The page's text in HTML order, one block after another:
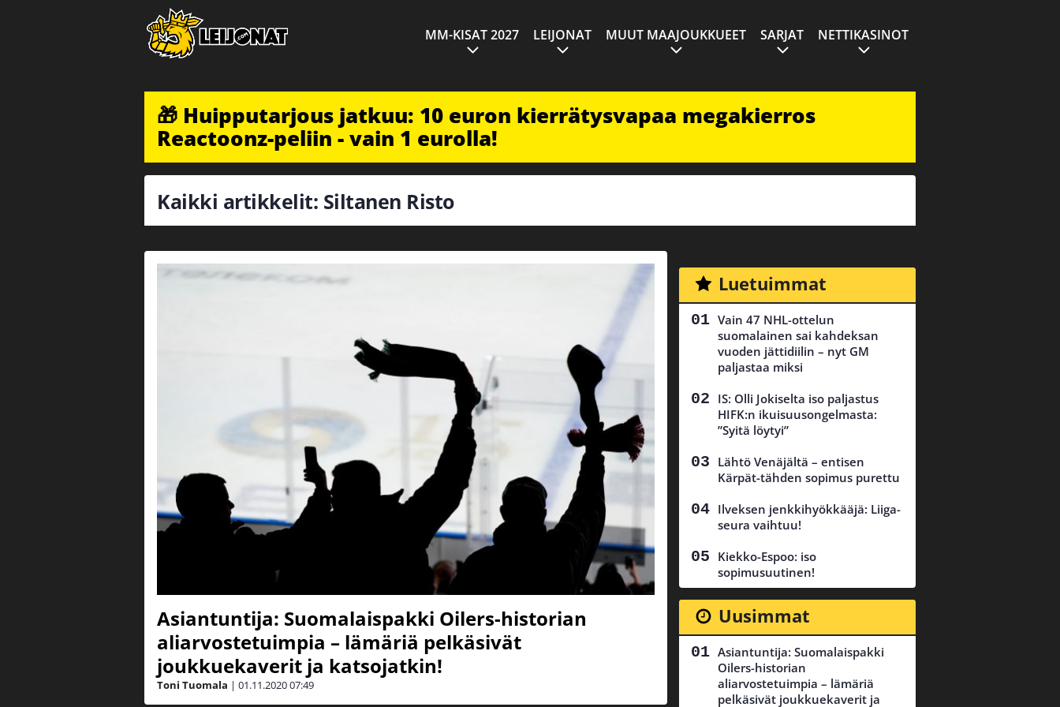
MM-KISAT 2027 LEIJONAT MUUT MAAJOUKKUEET SARJAT NETTIKASINOT
🎁 Huipputarjous jatkuu: 10 euron kierrätysvapaa megakierros
Reactoonz-peliin - vain 1 eurolla!
Kaikki artikkelit: Siltanen Risto
Asiantuntija: Suomalaispakki Oilers-historian
aliarvostetuimpia – lämäriä pelkäsivät
joukkuekaverit ja katsojatkin!
Toni Tuomala | 01.11.202007:49
Luetuimmat
Vain 47 NHL-ottelun
suomalainen sai kahdeksan
vuoden jättidiilin – nyt GM
paljastaa miksi
IS: Olli Jokiselta iso paljastus
HIFK:n ikuisuusongelmasta:
”Syitä löytyi”
Lähtö Venäjältä – entisen
Kärpät-tähden sopimus purettu
Ilveksen jenkkihyökkääjä: Liiga-
seura vaihtuu!
Kiekko-Espoo: iso
sopimusuutinen!
Uusimmat
Asiantuntija: Suomalaispakki
Oilers-historian
aliarvostetuimpia – lämäriä
pelkäsivät joukkuekaverit ja